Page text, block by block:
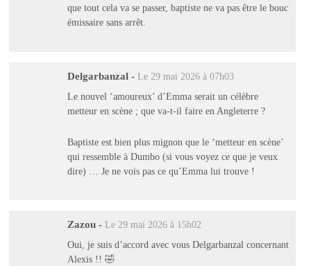
que tout cela va se passer, baptiste ne va pas être le bouc
émissaire sans arrêt.
Delgarbanzal - Le 29 mai 2026 à 07h03
Le nouvel ‘amoureux’ d’Emma serait un célèbre
metteur en scène ; que va-t-il faire en Angleterre ?
Baptiste est bien plus mignon que le ‘metteur en scène’
qui ressemble à Dumbo (si vous voyez ce que je veux
dire) … Je ne vois pas ce qu’Emma lui trouve !
Zazou - Le 29 mai 2026 à 15h02
Oui, je suis d’accord avec vous Delgarbanzal concernant
Alexis !! 🤣